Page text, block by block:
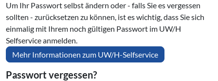
Um Ihr Passwort selbst ändern oder - falls Sie es vergessen
sollten - zurücksetzen zu können, ist es wichtig, dass Sie sich
einmalig mit Ihrem noch gültigen Passwort im UW/H
Selfservice anmelden.
Mehr Informationen zum UW/H-Selfservice
Passwort vergessen?